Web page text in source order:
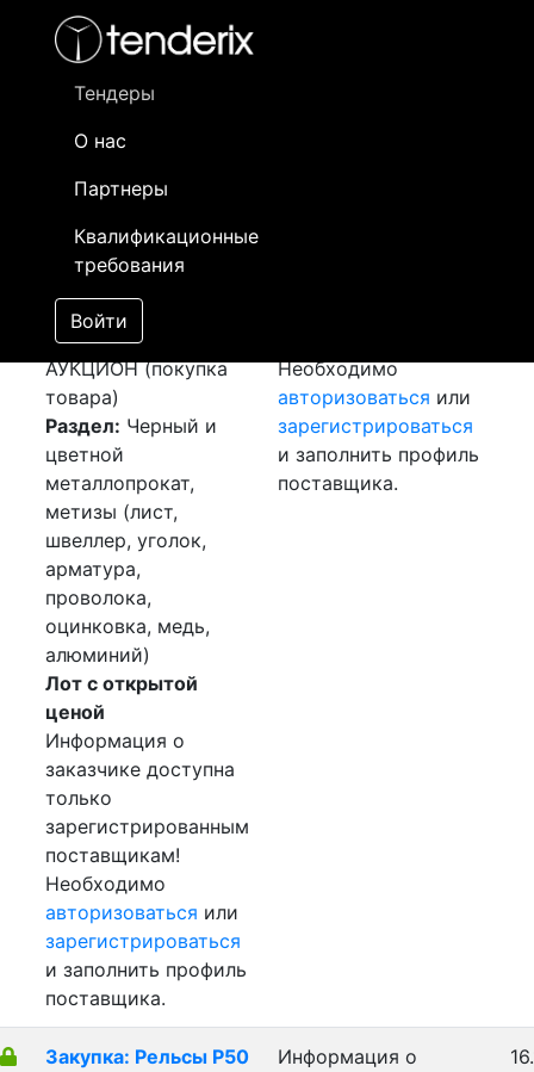
Тендеры
О нас
Партнеры
Квалификационные
требования
Войти
- активный лот
- сохраненный лот (не опубликован)
Закупка: Листы
рифленый и
швеллер
Победитель выбран
Лот №:1850
АУКЦИОН (покупка
товара)
Раздел: Черный и
цветной
металлопрокат,
метизы (лист,
швеллер, уголок,
арматура,
проволока,
оцинковка, медь,
алюминий)
Лот с открытой
ценой
Информация о
заказчике доступна
только
зарегистрированным
поставщикам!
Необходимо
авторизоваться или
зарегистрироваться
и заполнить профиль
поставщика.
Необходимо
авторизоваться или
зарегистрироваться
и заполнить профиль
поставщика.
Закупка: Рельсы Р50
Информация о